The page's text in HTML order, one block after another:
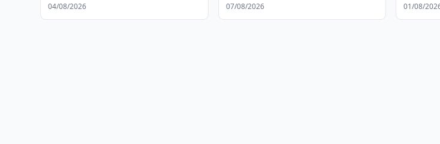
04/08/2026 07/08/2026 01/08/